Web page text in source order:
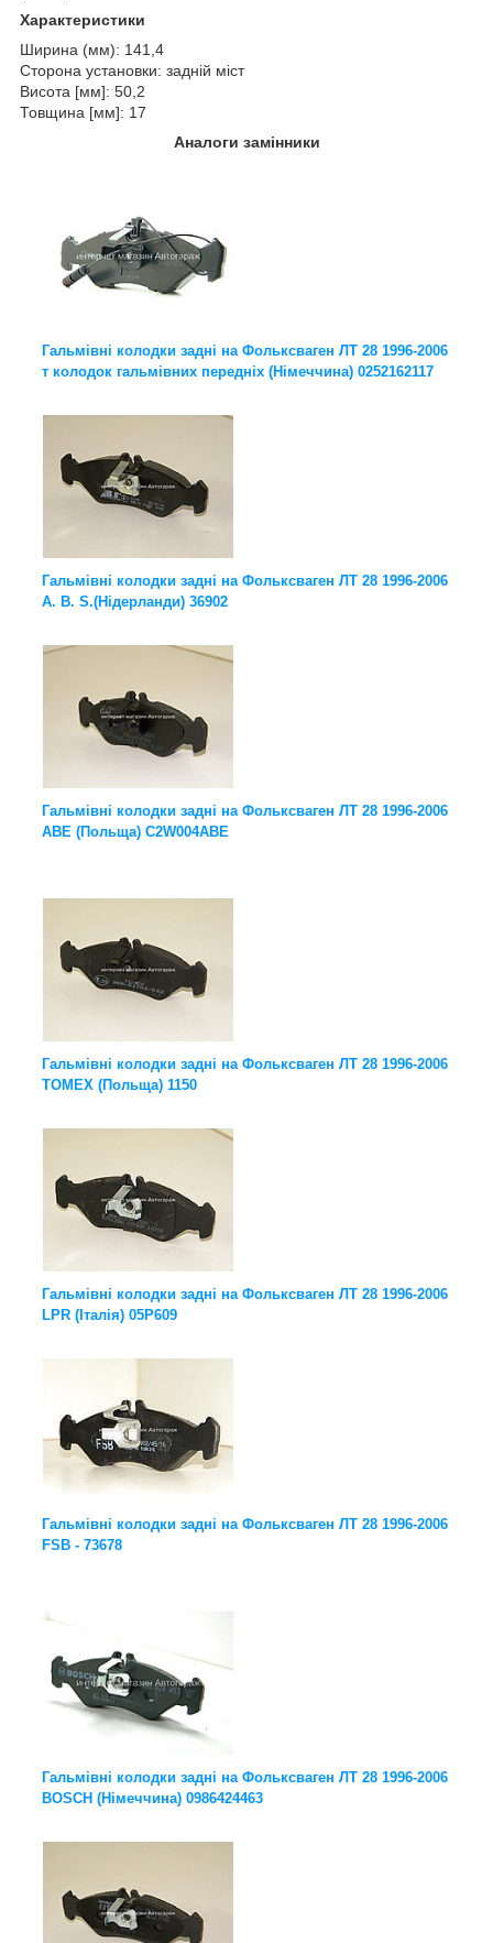
Характеристики
Ширина (мм): 141,4
Сторона установки: задній міст
Висота [мм]: 50,2
Товщина [мм]: 17
Аналоги замінники
Гальмівні колодки задні на Фольксваген ЛТ 28 1996-2006
т колодок гальмівних передніх (Німеччина) 0252162117
Гальмівні колодки задні на Фольксваген ЛТ 28 1996-2006
A. B. S.(Нідерланди) 36902
Гальмівні колодки задні на Фольксваген ЛТ 28 1996-2006
ABE (Польща) C2W004ABE
Гальмівні колодки задні на Фольксваген ЛТ 28 1996-2006
TOMEX (Польща) 1150
Гальмівні колодки задні на Фольксваген ЛТ 28 1996-2006
LPR (Італія) 05P609
Гальмівні колодки задні на Фольксваген ЛТ 28 1996-2006
FSB - 73678
Гальмівні колодки задні на Фольксваген ЛТ 28 1996-2006
BOSCH (Німеччина) 0986424463